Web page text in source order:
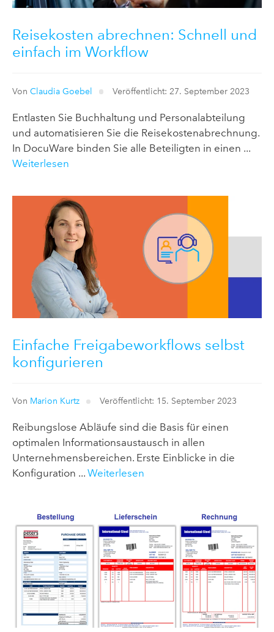
Reisekosten abrechnen: Schnell und
einfach im Workflow
Von Claudia Goebel Veröffentlicht: 27. September 2023
Entlasten Sie Buchhaltung und Personalabteilung
und automatisieren Sie die Reisekostenabrechnung.
In DocuWare binden Sie alle Beteiligten in einen ...
Weiterlesen
Einfache Freigabeworkflows selbst
konfigurieren
Von Marion Kurtz Veröffentlicht: 15. September 2023
Reibungslose Abläufe sind die Basis für einen
optimalen Informationsaustausch in allen
Unternehmensbereichen. Erste Einblicke in die
Konfiguration ... Weiterlesen